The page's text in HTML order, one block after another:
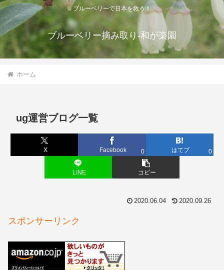
ブルーベリーで日本を救う！
ブルーベリー摘み取り-和が楽園
ホーム
ug運営ブログ一覧
X Facebook 0 はてブ 0
LINE コピー
2020.06.04 2020.09.26
スポンサーリンク